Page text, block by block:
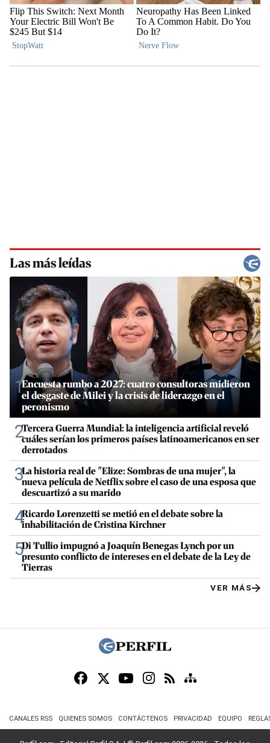
Las más leídas
1Encuesta rumbo a 2027: cuatro consultoras midieron
el desgaste de Milei y la crisis de liderazgo en el
peronismo
2Tercera Guerra Mundial: la inteligencia artificial reveló
cuáles serían los primeros países latinoamericanos en ser
derrotados
3La historia real de "Elize: Sombras de una mujer", la
nueva película de Netflix sobre el caso de una esposa que
descuartizó a su marido
4Ricardo Lorenzetti se metió en el debate sobre la
inhabilitación de Cristina Kirchner
5Di Tullio impugnó a Joaquín Benegas Lynch por un
presunto conflicto de intereses en el debate de la Ley de
Tierras
VER MÁS
CANALES RSS QUIENES SOMOS CONTÁCTENOS PRIVACIDAD EQUIPO